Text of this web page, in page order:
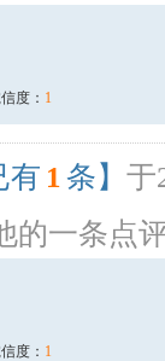
度： 1
有 1 条】 于
的一条点
度： 1